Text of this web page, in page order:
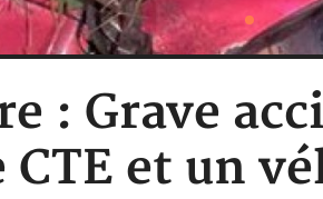
: Grave
CTE et un